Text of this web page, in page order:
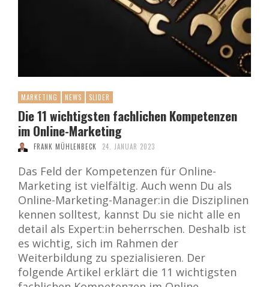
MARKETING NEWS SLIDER
Die 11 wichtigsten fachlichen Kompetenzen
im Online-Marketing
FRANK MÜHLENBECK 24. JANUAR 2023
Das Feld der Kompetenzen für Online-
Marketing ist vielfältig. Auch wenn Du als
Online-Marketing-Manager:in die Disziplinen
kennen solltest, kannst Du sie nicht alle en
detail als Expert:in beherrschen. Deshalb ist
es wichtig, sich im Rahmen der
Weiterbildung zu spezialisieren. Der
folgende Artikel erklärt die 11 wichtigsten